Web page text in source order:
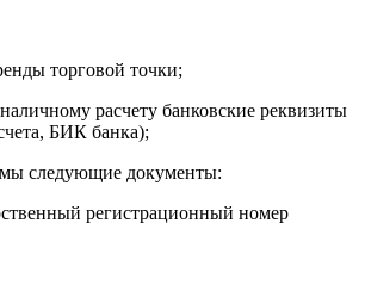
торговой точки;
расчету банковские реквизиты
БИК банка);
следующие документы:
регистрационный номер